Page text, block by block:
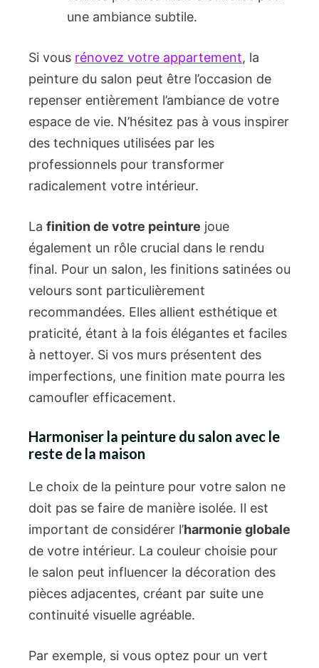
une ambiance subtile.
Si vous rénovez votre appartement, la
peinture du salon peut être l’occasion de
repenser entièrement l’ambiance de votre
espace de vie. N’hésitez pas à vous inspirer
des techniques utilisées par les
professionnels pour transformer
radicalement votre intérieur.
La finition de votre peinture joue
également un rôle crucial dans le rendu
final. Pour un salon, les finitions satinées ou
velours sont particulièrement
recommandées. Elles allient esthétique et
praticité, étant à la fois élégantes et faciles
à nettoyer. Si vos murs présentent des
imperfections, une finition mate pourra les
camoufler efficacement.
Harmoniser la peinture du salon avec le
reste de la maison
Le choix de la peinture pour votre salon ne
doit pas se faire de manière isolée. Il est
important de considérer l’harmonie globale
de votre intérieur. La couleur choisie pour
le salon peut influencer la décoration des
pièces adjacentes, créant par suite une
continuité visuelle agréable.
Par exemple, si vous optez pour un vert